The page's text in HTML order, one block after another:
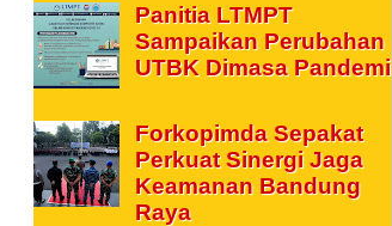
Panitia LTMPT
Sampaikan Perubahan
UTBK Dimasa Pandemi
Forkopimda Sepakat
Perkuat Sinergi Jaga
Keamanan Bandung
Raya